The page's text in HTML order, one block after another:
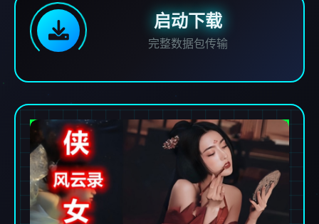
启动下载
完整数据包传输